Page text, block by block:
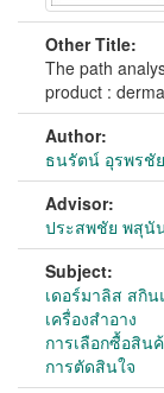
Other Title:
The path
product :
Author:
ธนรัตน์ อุรพรชั
Advisor:
ประสพชัย พสุนั
Subject:
เดอร์มาลิส สกิน
เครื่องสำอาง
การเลือกซื้อสิน
การตัดสินใจ